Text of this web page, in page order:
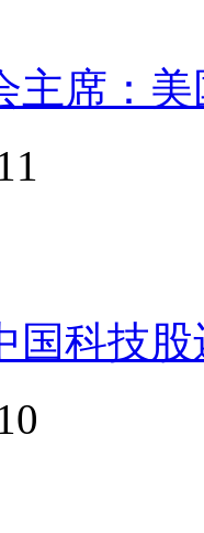
主席：
国科技